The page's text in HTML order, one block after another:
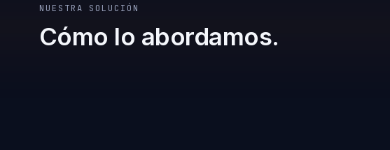
NUESTRA SOLUCIÓN
Cómo lo abordamos.